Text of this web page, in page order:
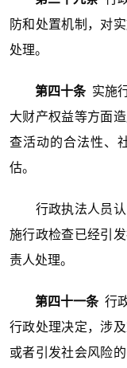
防和处置机制，对
处理。
第四十条 实施
大财产权益等方面
查活动的合法性、
估。
行政执法人员认
施行政检查已经引
责人处理。
第四十一条 行
行政处理决定，涉
或者引发社会风险